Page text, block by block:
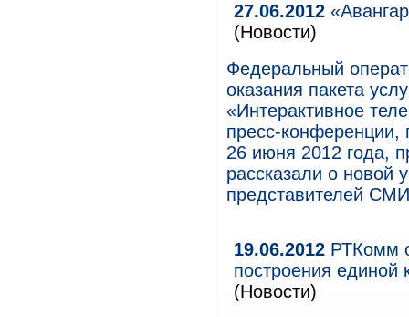
27.06.2012
(Новости)
Федеральный
оказания пакета
«Интерактивное
пресс-
26 июня 2012 года,
рассказали о новой
представителей
19.06.2012 РТКомм
построения единой
(Новости)